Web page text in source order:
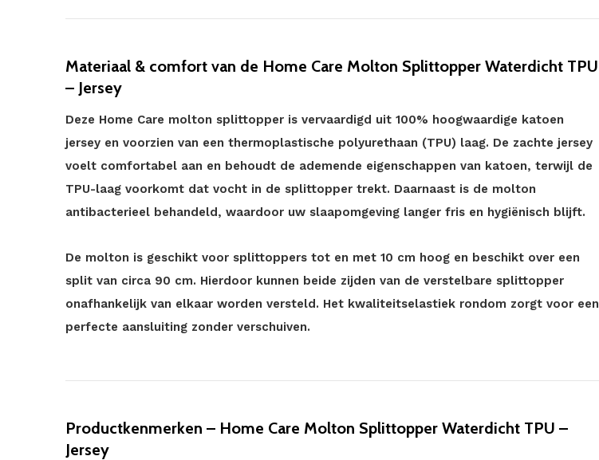
Materiaal & comfort van de Home Care Molton Splittopper Waterdicht TPU
– Jersey
Deze Home Care molton splittopper is vervaardigd uit 100% hoogwaardige katoen
jersey en voorzien van een thermoplastische polyurethaan (TPU) laag. De zachte jersey
voelt comfortabel aan en behoudt de ademende eigenschappen van katoen, terwijl de
TPU-laag voorkomt dat vocht in de splittopper trekt. Daarnaast is de molton
antibacterieel behandeld, waardoor uw slaapomgeving langer fris en hygiënisch blijft.
De molton is geschikt voor splittoppers tot en met 10 cm hoog en beschikt over een
split van circa 90 cm. Hierdoor kunnen beide zijden van de verstelbare splittopper
onafhankelijk van elkaar worden versteld. Het kwaliteitselastiek rondom zorgt voor een
perfecte aansluiting zonder verschuiven.
Productkenmerken – Home Care Molton Splittopper Waterdicht TPU –
Jersey